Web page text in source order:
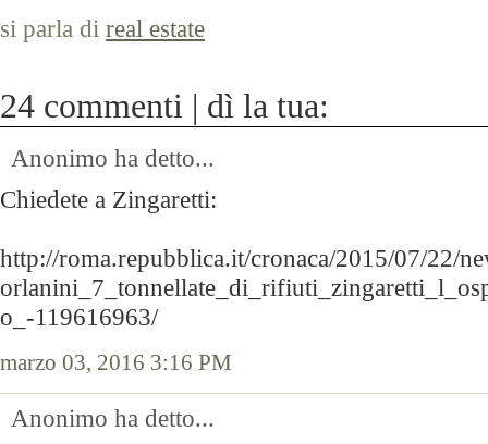
si parla di real estate
24 commenti | dì la tua:
Anonimo ha detto...
Chiedete a Zingaretti:
http://roma.repubblica.it/cronaca/2015/07/22/
o_-119616963/
marzo 03, 2016 3:16 PM
Anonimo ha detto...